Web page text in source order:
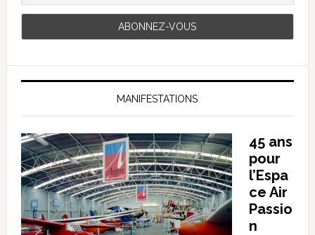
MANIFESTATIONS
45 ans
pour
l’Espa
ce Air
Passio
n